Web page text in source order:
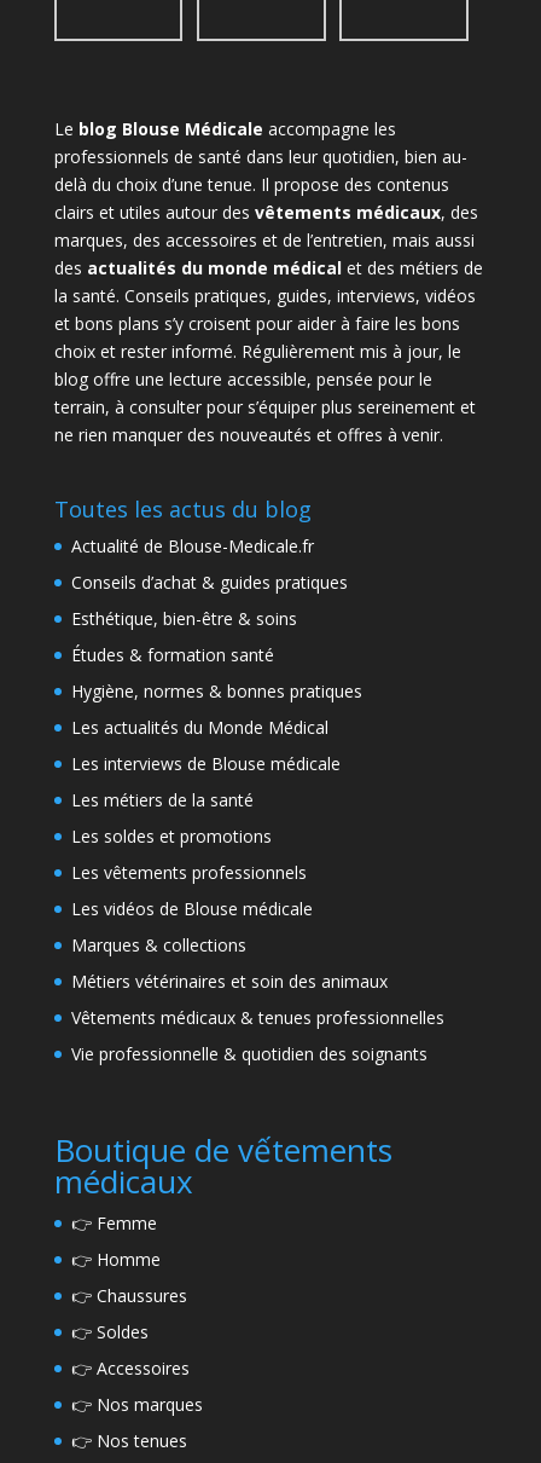
Le blog Blouse Médicale accompagne les
professionnels de santé dans leur quotidien, bien au-
delà du choix d’une tenue. Il propose des contenus
clairs et utiles autour des vêtements médicaux, des
marques, des accessoires et de l’entretien, mais aussi
des actualités du monde médicalet des métiers de
la santé. Conseils pratiques, guides, interviews, vidéos
et bons plans s’y croisent pour aider à faire les bons
choix et rester informé. Régulièrement mis à jour, le
blog offre une lecture accessible, pensée pour le
terrain, à consulter pour s’équiper plus sereinement et
ne rien manquer des nouveautés et offres à venir.
Toutes les actus du blog
Actualité de Blouse-Medicale.fr
Conseils d’achat & guides pratiques
Esthétique, bien-être & soins
Études & formation santé
Hygiène, normes & bonnes pratiques
Les actualités du Monde Médical
Les interviews de Blouse médicale
Les métiers de la santé
Les soldes et promotions
Les vêtements professionnels
Les vidéos de Blouse médicale
Marques & collections
Métiers vétérinaires et soin des animaux
Vêtements médicaux & tenues professionnelles
Vie professionnelle & quotidien des soignants
Boutique de vếtements
médicaux
👉 Femme
👉 Homme
👉 Chaussures
👉 Soldes
👉 Accessoires
👉 Nos marques
👉 Nos tenues